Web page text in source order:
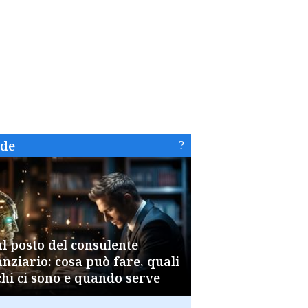
posto del consulente
cosa può fare, quali
ci sono e quando serve